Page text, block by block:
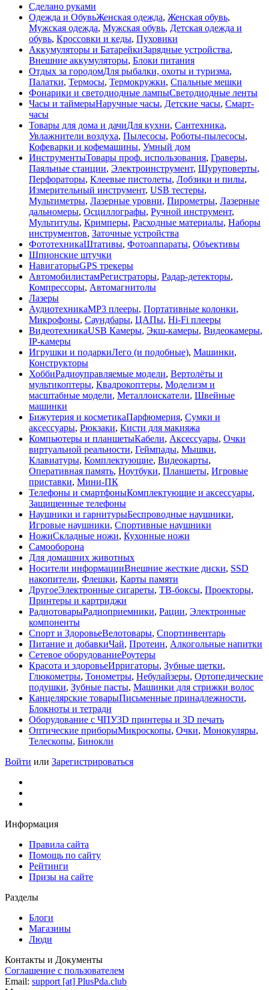
Сделано руками
Одежда и ОбувьЖенская одежда, Женская обувь,
Мужская одежда, Мужская обувь, Детская одежда и
обувь, Кроссовки и кеды, Пуховики
Аккумуляторы и БатарейкиЗарядные устройства,
Внешние аккумуляторы, Блоки питания
Отдых за городомДля рыбалки, охоты и туризма,
Палатки, Термосы, Термокружки, Спальные мешки
Фонарики и светодиодные лампыСветодиодные ленты
Часы и таймерыНаручные часы, Детские часы, Смарт-
часы
Товары для дома и дачиДля кухни, Сантехника,
Увлажнители воздуха, Пылесосы, Роботы-пылесосы,
Кофеварки и кофемашины, Умный дом
ИнструментыТовары проф. использования, Граверы,
Паяльные станции, Электроинструмент, Шуруповерты,
Перфораторы, Клеевые пистолеты, Лобзики и пилы,
Измерительный инструмент, USB тестеры,
Мультиметры, Лазерные уровни, Пирометры, Лазерные
дальномеры, Осциллографы, Ручной инструмент,
Мультитулы, Кримперы, Расходные материалы, Наборы
инструментов, Заточные устройства
ФототехникаШтативы, Фотоаппараты, Объективы
Шпионские штучки
НавигаторыGPS трекеры
АвтомобилистамРегистраторы, Радар-детекторы,
Компрессоры, Автомагнитолы
Лазеры
АудиотехникаMP3 плееры, Портативные колонки,
Микрофоны, Саундбары, ЦАПы, Hi-Fi плееры
ВидеотехникаUSB Камеры, Экш-камеры, Видеокамеры,
IP-камеры
Игрушки и подаркиЛего (и подобные), Машинки,
Конструкторы
ХоббиРадиоуправляемые модели, Вертолёты и
мультикоптеры, Квадрокоптеры, Моделизм и
масштабные модели, Металлоискатели, Швейные
машинки
Бижутерия и косметикаПарфюмерия, Сумки и
аксессуары, Рюкзаки, Кисти для макияжа
Компьютеры и планшетыКабели, Аксессуары, Очки
виртуальной реальности, Геймпады, Мышки,
Клавиатуры, Комплектующие, Видеокарты,
Оперативная память, Ноутбуки, Планшеты, Игровые
приставки, Мини-ПК
Телефоны и смартфоныКомплектующие и аксессуары,
Защищенные телефоны
Наушники и гарнитурыБеспроводные наушники,
Игровые наушники, Спортивные наушники
НожиСкладные ножи, Кухонные ножи
Самооборона
Для домашних животных
Носители информацииВнешние жесткие диски, SSD
накопители, Флешки, Карты памяти
ДругоеЭлектронные сигареты, ТВ-боксы, Проекторы,
Принтеры и картриджи
РадиотоварыРадиоприемники, Рации, Электронные
компоненты
Спорт и ЗдоровьеВелотовары, Спортинвентарь
Питание и добавкиЧай, Протеин, Алкогольные напитки
Сетевое оборудованиеРоутеры
Красота и здоровьеИрригаторы, Зубные щетки,
Глюкометры, Тонометры, Небулайзеры, Ортопедические
подушки, Зубные пасты, Машинки для стрижки волос
Канцелярские товарыПисьменные принадлежности,
Блокноты и тетради
Оборудование с ЧПУ3D принтеры и 3D печать
Оптические приборыМикроскопы, Очки, Монокуляры,
Телескопы, Бинокли
Войти или Зарегистрироваться
Информация
Правила сайта
Помощь по сайту
Рейтинги
Призы на сайте
Разделы
Блоги
Магазины
Люди
Контакты и Документы
Соглашение с пользователем
Email: support [at] PlusPda.club